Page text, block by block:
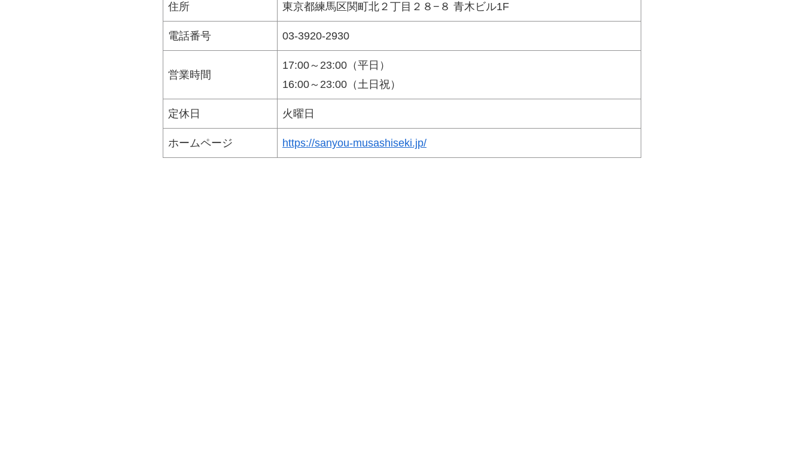
住所 東京都練馬区関町北２丁目２８−８ 青木ビル1F
電話番号 03-3920-2930
営業時間
17:00～23:00（平日）
16:00～23:00（土日祝）
定休日 火曜日
ホームページ https://sanyou-musashiseki.jp/